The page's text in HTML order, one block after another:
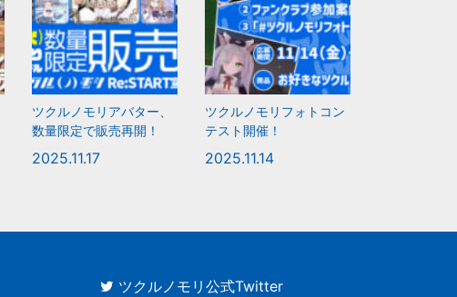
ツクルノモリアバター、
数量限定で販売再開！
2025.11.17
ツクルノモリフォトコン
テスト開催！
2025.11.14
ツクルノモリ公式Twitter